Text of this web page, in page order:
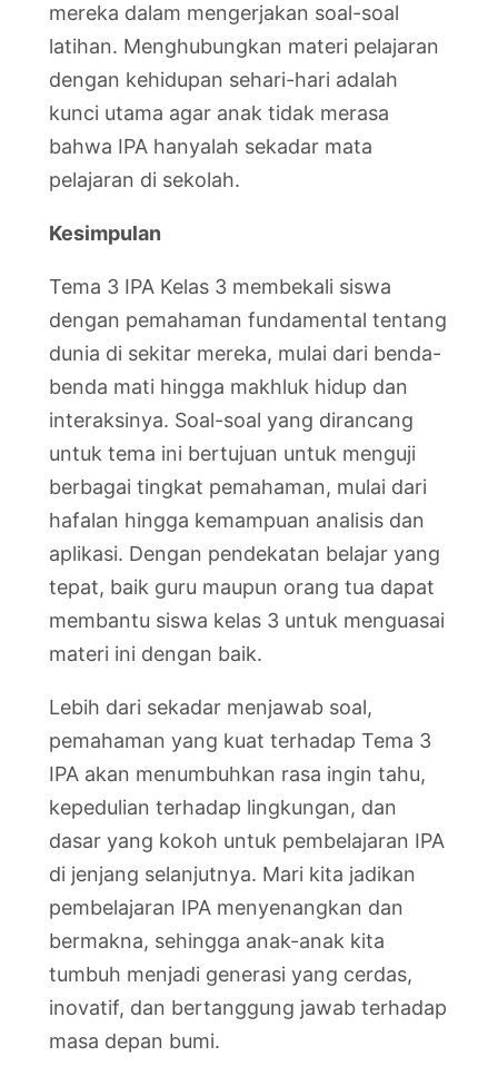
mereka dalam mengerjakan soal-soal
latihan. Menghubungkan materi pelajaran
dengan kehidupan sehari-hari adalah
kunci utama agar anak tidak merasa
bahwa IPA hanyalah sekadar mata
pelajaran di sekolah.
Kesimpulan
Tema 3 IPA Kelas 3 membekali siswa
dengan pemahaman fundamental tentang
dunia di sekitar mereka, mulai dari benda-
benda mati hingga makhluk hidup dan
interaksinya. Soal-soal yang dirancang
untuk tema ini bertujuan untuk menguji
berbagai tingkat pemahaman, mulai dari
hafalan hingga kemampuan analisis dan
aplikasi. Dengan pendekatan belajar yang
tepat, baik guru maupun orang tua dapat
membantu siswa kelas 3 untuk menguasai
materi ini dengan baik.
Lebih dari sekadar menjawab soal,
pemahaman yang kuat terhadap Tema 3
IPA akan menumbuhkan rasa ingin tahu,
kepedulian terhadap lingkungan, dan
dasar yang kokoh untuk pembelajaran IPA
di jenjang selanjutnya. Mari kita jadikan
pembelajaran IPA menyenangkan dan
bermakna, sehingga anak-anak kita
tumbuh menjadi generasi yang cerdas,
inovatif, dan bertanggung jawab terhadap
masa depan bumi.